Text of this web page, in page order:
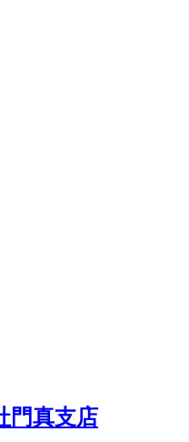
門真支店